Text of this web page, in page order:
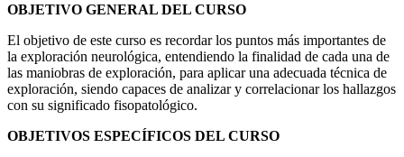
OBJETIVO GENERAL DEL CURSO
El objetivo de este curso es recordar los puntos más importantes de
la exploración neurológica, entendiendo la finalidad de cada una de
las maniobras de exploración, para aplicar una adecuada técnica de
exploración, siendo capaces de analizar y correlacionar los hallazgos
con su significado fisopatológico.
OBJETIVOS ESPECÍFICOS DEL CURSO